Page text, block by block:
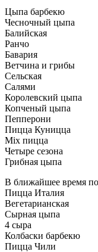
Цыпа барбекю
Чесночный цыпа
Балийская
Ранчо
Бавария
Ветчина и грибы
Сельская
Салями
Королевский цыпа
Копченый цыпа
Пепперони
Пицца Куницца
Mix пицца
Четыре сезона
Грибная цыпа
В ближайшее время
Пицца Италия
Вегетарианская
Сырная цыпа
4 сыра
Колбаски барбекю
Пицца Чили